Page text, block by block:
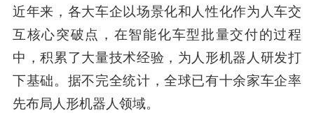
近年来，各大车企以场景化和人性化作为人车交
互核心突破点，在智能化车型批量交付的过程
中，积累了大量技术经验，为人形机器人研发打
下基础。据不完全统计，全球已有十余家车企率
先布局人形机器人领域。